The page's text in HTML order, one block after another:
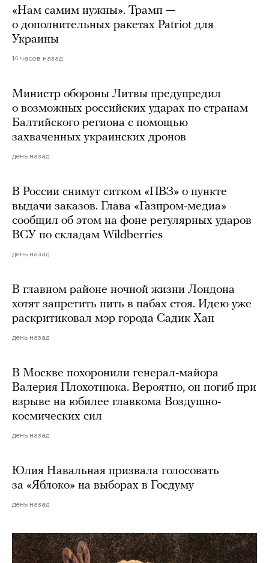
«Нам самим нужны». Трамп —
о дополнительных ракетах Patriot для
Украины
14 часов назад
Министр обороны Литвы предупредил
о возможных российских ударах по странам
Балтийского региона с помощью
захваченных украинских дронов
день назад
В России снимут ситком «ПВЗ» о пункте
выдачи заказов. Глава «Газпром-медиа»
сообщил об этом на фоне регулярных ударов
ВСУ по складам Wildberries
день назад
В главном районе ночной жизни Лондона
хотят запретить пить в пабах стоя. Идею уже
раскритиковал мэр города Садик Хан
день назад
В Москве похоронили генерал-майора
Валерия Плохотнюка. Вероятно, он погиб при
взрыве на юбилее главкома Воздушно-
космических сил
день назад
Юлия Навальная призвала голосовать
за «Яблоко» на выборах в Госдуму
день назад